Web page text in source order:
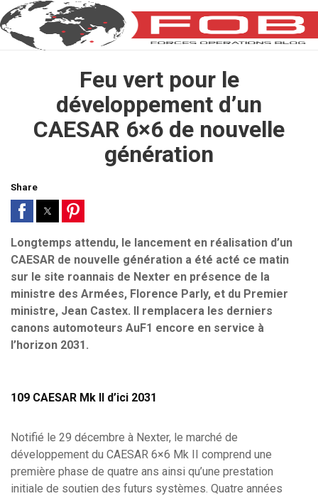
Feu vert pour le
développement d’un
CAESAR 6×6 de nouvelle
génération
Share
Longtemps attendu, le lancement en réalisation d’un
CAESAR de nouvelle génération a été acté ce matin
sur le site roannais de Nexter en présence de la
ministre des Armées, Florence Parly, et du Premier
ministre, Jean Castex. Il remplacera les derniers
canons automoteurs AuF1 encore en service à
l’horizon 2031.
109 CAESAR Mk II d’ici 2031
Notifié le 29 décembre à Nexter, le marché de
développement du CAESAR 6×6 Mk II comprend une
première phase de quatre ans ainsi qu’une prestation
initiale de soutien des futurs systèmes. Quatre années